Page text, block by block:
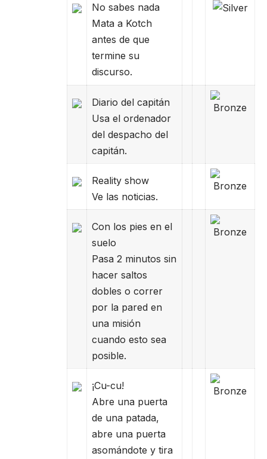
No sabes nada
Mata a Kotch
antes de que
termine su
discurso.
Diario del capitán
Usa el ordenador
del despacho del
capitán.
Reality show
Ve las noticias.
Con los pies en el
suelo
Pasa 2 minutos sin
hacer saltos
dobles o correr
por la pared en
una misión
cuando esto sea
posible.
¡Cu-cu!
Abre una puerta
de una patada,
abre una puerta
asomándote y tira